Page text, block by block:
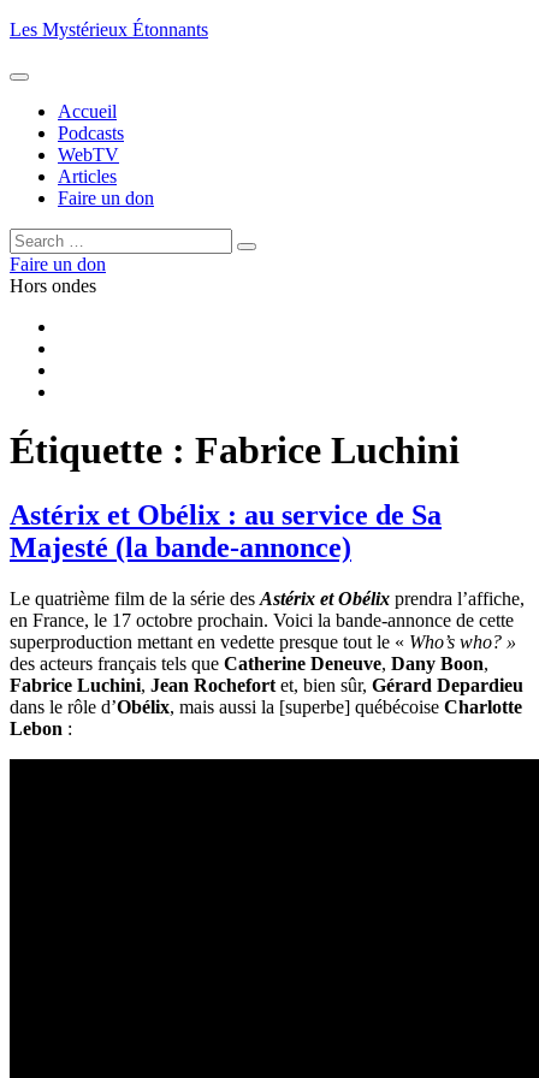
Aller
contenu
Les Mystérieux Étonnants
Accueil
Podcasts
WebTV
Articles
Faire un don
Rechercher :
Rechercher
Faire un don
Hors ondes
Étiquette : Fabrice Luchini
Astérix et Obélix : au service de Sa
Majesté (la bande-annonce)
Le quatrième film de la série des Astérix et Obélix prendra l’affiche,
en France, le 17 octobre prochain. Voici la bande-annonce de cette
superproduction mettant en vedette presque tout le « Who’s who? »
des acteurs français tels que Catherine Deneuve, Dany Boon,
Fabrice Luchini, Jean Rochefort et, bien sûr, Gérard Depardieu
dans le rôle d’Obélix, mais aussi la [superbe] québécoise Charlotte
Lebon :